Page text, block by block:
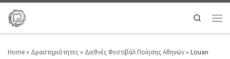
Search
Home » Δραστηριότητες » Διεθνές Φεστιβάλ Ποίησης Αθηνών » Louan